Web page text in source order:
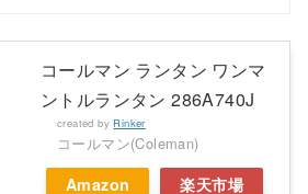
コールマン ランタン ワンマ
ントルランタン 286A740J
created by Rinker
コールマン(Coleman)
Amazon
楽天市場